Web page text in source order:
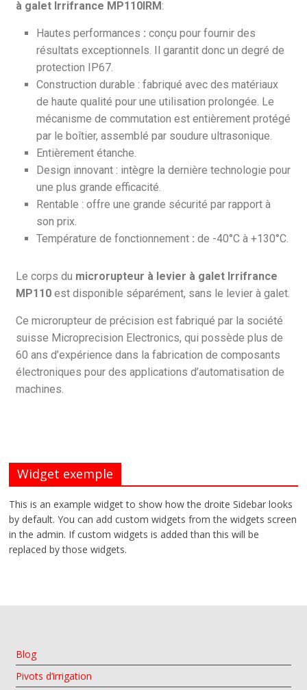
à galet Irrifrance MP110IRM:
Hautes performances : conçu pour fournir des
résultats exceptionnels. Il garantit donc un degré de
protection IP67.
Construction durable : fabriqué avec des matériaux
de haute qualité pour une utilisation prolongée. Le
mécanisme de commutation est entièrement protégé
par le boîtier, assemblé par soudure ultrasonique.
Entièrement étanche.
Design innovant : intègre la dernière technologie pour
une plus grande efficacité.
Rentable : offre une grande sécurité par rapport à
son prix.
Température de fonctionnement : de -40°C à +130°C.
Le corps du microrupteur à levier à galet Irrifrance
MP110 est disponible séparément, sans le levier à galet.
Ce microrupteur de précision est fabriqué par la société
suisse Microprecision Electronics, qui possède plus de
60 ans d’expérience dans la fabrication de composants
électroniques pour des applications d’automatisation de
machines.
Widget exemple
This is an example widget to show how the droite Sidebar looks
by default. You can add custom widgets from the widgets screen
in the admin. If custom widgets is added than this will be
replaced by those widgets.
Blog
Pivots d’irrigation